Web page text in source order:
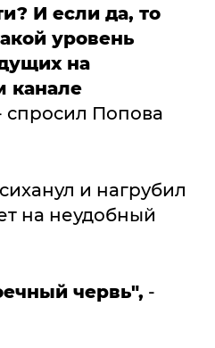
И если да, то
уровень
на
канале
спросил Попова
и нагрубил
на неудобный
червь", -